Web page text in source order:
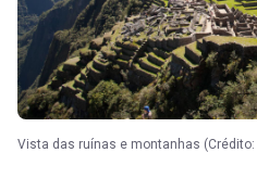
Vista das ruínas e montanhas (Crédito: